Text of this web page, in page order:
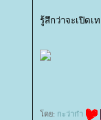
รู้สึกว่าจะเปิด
ดย: กะว่าก๋า